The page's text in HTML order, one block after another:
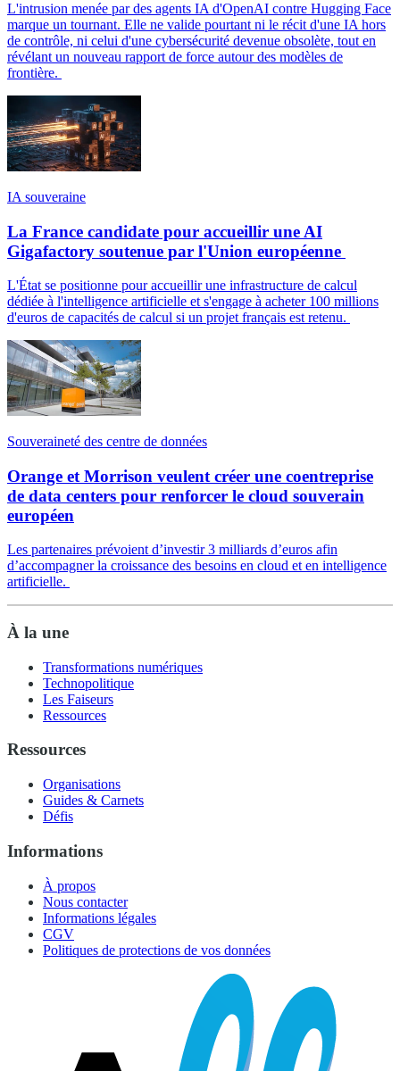
L'intrusion menée par des agents IA d'OpenAI contre Hugging Face
marque un tournant. Elle ne valide pourtant ni le récit d'une IA hors
de contrôle, ni celui d'une cybersécurité devenue obsolète, tout en
révélant un nouveau rapport de force autour des modèles de
frontière.
IA souveraine
La France candidate pour accueillir une AI
Gigafactory soutenue par l'Union européenne
L'État se positionne pour accueillir une infrastructure de calcul
dédiée à l'intelligence artificielle et s'engage à acheter 100 millions
d'euros de capacités de calcul si un projet français est retenu.
Souveraineté des centre de données
Orange et Morrison veulent créer une coentreprise
de data centers pour renforcer le cloud souverain
européen
Les partenaires prévoient d’investir 3 milliards d’euros afin
d’accompagner la croissance des besoins en cloud et en intelligence
artificielle.
À la une
Transformations numériques
Technopolitique
Les Faiseurs
Ressources
Ressources
Organisations
Guides & Carnets
Défis
Informations
À propos
Nous contacter
Informations légales
CGV
Politiques de protections de vos données